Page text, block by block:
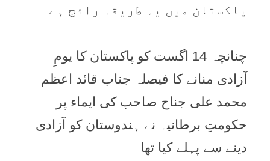
پاکستان میں یہ طریقہ رائج ہے
چنانچہ 14 اگست کو پاکستان کا یومِ
آزادی منانے کا فیصلہ جناب قائد اعظم
محمد علی جناح صاحب کی ایماء پر
حکومتِ برطانیہ نے ہندوستان کو آزادی
دینے سے پہلے کیا تھا